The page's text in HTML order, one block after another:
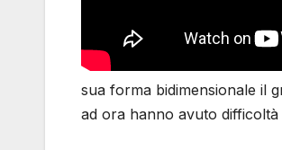
sua forma bidimensionale il
ad ora hanno avuto